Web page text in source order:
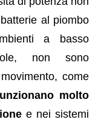
al piombo
a basso
non sono
come
molto
e nei sistemi